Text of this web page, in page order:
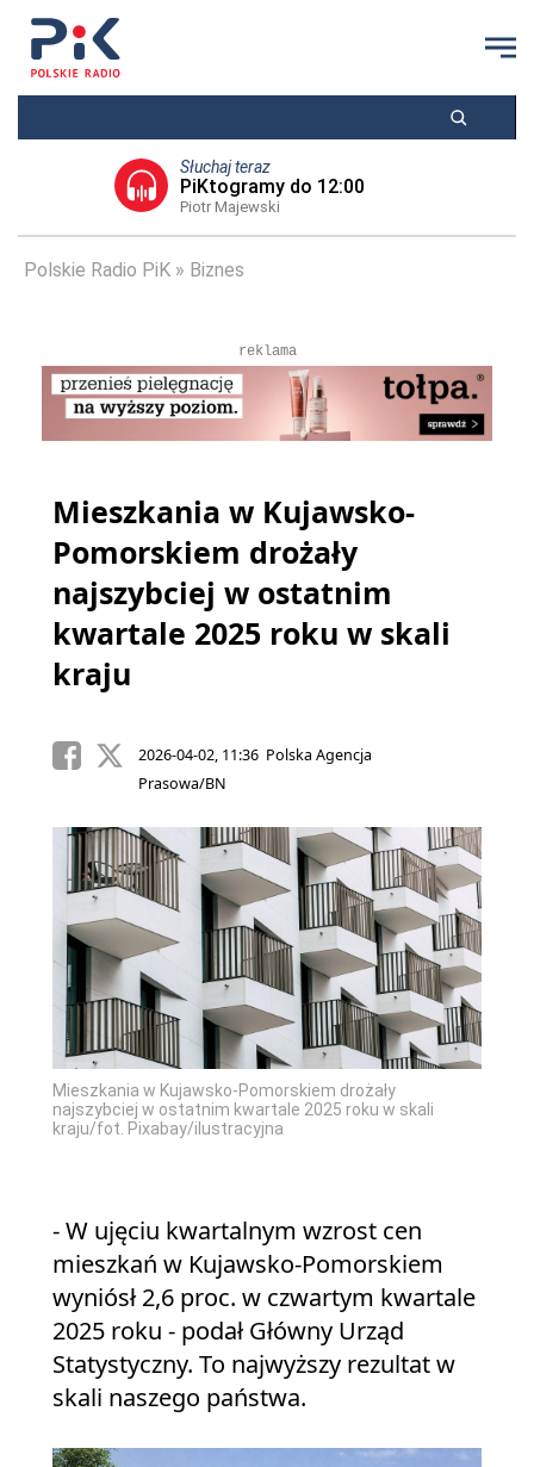
Słuchaj teraz
PiKtogramy do 12:00
Piotr Majewski
Polskie Radio PiK Biznes
reklama
Mieszkania w Kujawsko-
Pomorskiem drożały
najszybciej w ostatnim
kwartale 2025 roku w skali
kraju
2026-04-02, 11:36 Polska Agencja
Prasowa/BN
Mieszkania w Kujawsko-Pomorskiem drożały
najszybciej w ostatnim kwartale 2025 roku w skali
kraju/fot. Pixabay/ilustracyjna
- W ujęciu kwartalnym wzrost cen
mieszkań w Kujawsko-Pomorskiem
wyniósł 2,6 proc. w czwartym kwartale
2025 roku - podał Główny Urząd
Statystyczny. To najwyższy rezultat w
skali naszego państwa.